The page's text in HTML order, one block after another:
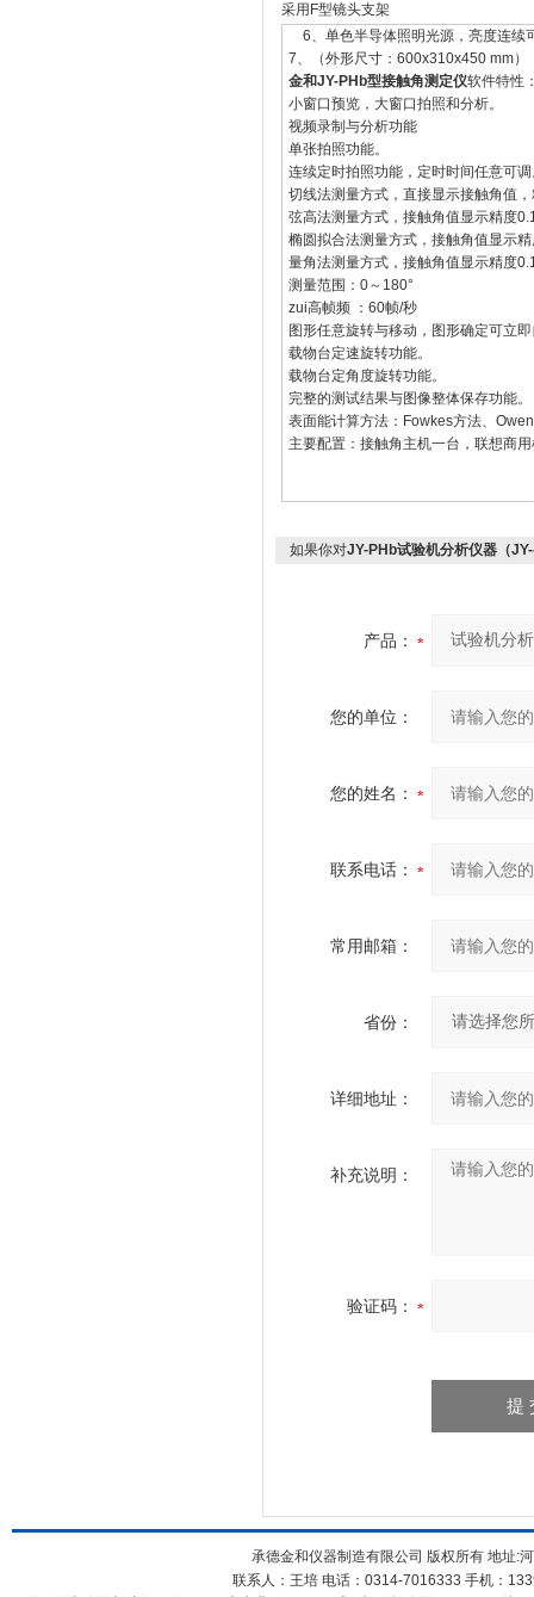
采用F型镜头支架
6、单色半导体照明光源，亮度连续
7、（外形尺寸：600x310x450 mm）
金和JY-PHb型接触角测定仪软件特性
小窗口预览，大窗口拍照和分析。
视频录制与分析功能
单张拍照功能。
连续定时拍照功能，定时时间任意可
切线法测量方式，直接显示接触角值
弦高法测量方式，接触角值显示精度
椭圆拟合法测量方式，接触角值显示精
量角法测量方式，接触角值显示精度
测量范围：0～180°
zui高帧频 ：60帧/秒
图形任意旋转与移动，图形确定可立
载物台定速旋转功能。
载物台定角度旋转功能。
完整的测试结果与图像整体保存功能。
表面能计算方法：Fowkes方法、
主要配置：接触角主机一台，联想商
如果你对JY-PHb试验机分析仪器（
产品：
您的单位：
您的姓名：
联系电话：
常用邮箱：
省份：
详细地址：
补充说明：
验证码：
承德金和仪器制造有限公司 版权所有 地址:
联系人：王培 电话：0314-7016333 手机：